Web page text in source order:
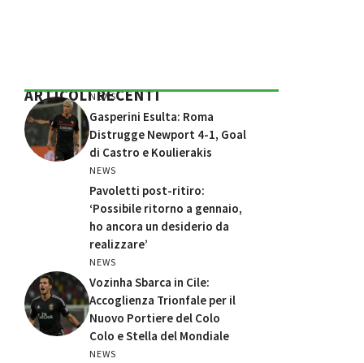
ARTICOLI RECENTI
NEWS
Gasperini Esulta: Roma
Distrugge Newport 4-1, Goal
di Castro e Koulierakis
NEWS
Pavoletti post-ritiro:
‘Possibile ritorno a gennaio,
ho ancora un desiderio da
realizzare’
NEWS
Vozinha Sbarca in Cile:
Accoglienza Trionfale per il
Nuovo Portiere del Colo
Colo e Stella del Mondiale
NEWS